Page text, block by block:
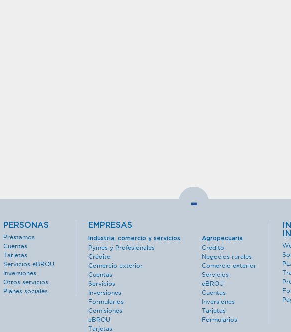
-
PERSONAS
Préstamos
Cuentas
Tarjetas
Servicios eBROU
Inversiones
Otros servicios
Planes sociales
EMPRESAS
Industria, comercio y servicios
Pymes y Profesionales
Crédito
Comercio exterior
Cuentas
Servicios
Inversiones
Formularios
Comisiones
eBROU
Tarjetas
Agropecuaria
Crédito
Negocios rurales
Comercio exterior
Servicios
eBROU
Cuentas
Inversiones
Tarjetas
Formularios